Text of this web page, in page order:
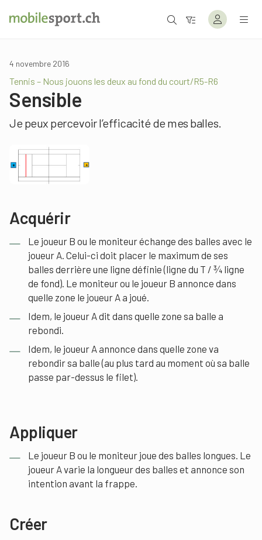
4 novembre 2016
Tennis – Nous jouons les deux au fond du court/R5-R6
Sensible
Je peux percevoir l’efficacité de mes balles.
Acquérir
Le joueur B ou le moniteur échange des balles avec le
joueur A. Celui-ci doit placer le maximum de ses
balles derrière une ligne définie (ligne du T / ¾ ligne
de fond). Le moniteur ou le joueur B annonce dans
quelle zone le joueur A a joué.
Idem, le joueur A dit dans quelle zone sa balle a
rebondi.
Idem, le joueur A annonce dans quelle zone va
rebondir sa balle (au plus tard au moment où sa balle
passe par-dessus le filet).
Appliquer
Le joueur B ou le moniteur joue des balles longues. Le
joueur A varie la longueur des balles et annonce son
intention avant la frappe.
Créer